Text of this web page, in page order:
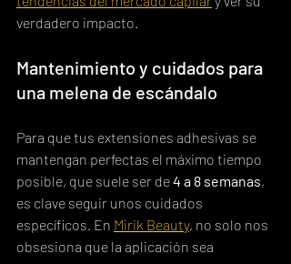
verdadero impacto.
Mantenimiento y cuidados para
una melena de escándalo
Para que tus extensiones adhesivas se
mantengan perfectas el máximo tiempo
posible, que suele ser de 4 a 8 semanas,
es clave seguir unos cuidados
específicos. En Mirik Beauty, no solo nos
obsesiona que la aplicación sea